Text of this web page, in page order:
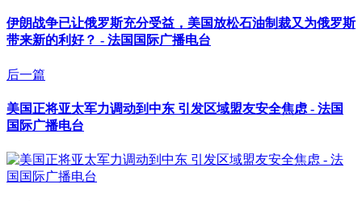
伊朗战争已让俄罗斯充分受益，美国放松石油制裁又为俄罗斯
带来新的利好？ - 法国国际广播电台
后一篇
美国正将亚太军力调动到中东 引发区域盟友安全焦虑 - 法国
国际广播电台